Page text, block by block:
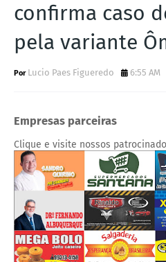
confirma caso
pela variante
Lucio Paes Figueredo 6:55 AM
Empresas parceiras
Clique e visite nossos